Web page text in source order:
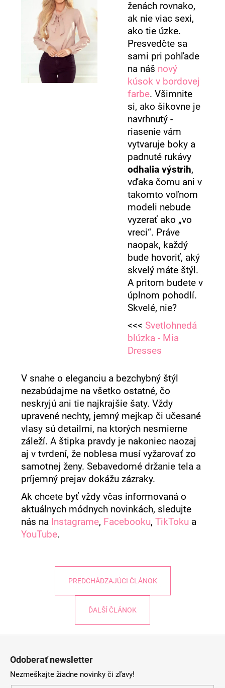
ženách rovnako,
ak nie viac sexi,
ako tie úzke.
Presvedčte sa
sami pri pohľade
na náš nový
kúsok v bordovej
farbe. Všimnite
si, ako šikovne je
navrhnutý -
riasenie vám
vytvaruje boky a
padnuté rukávy
odhalia výstrih,
vďaka čomu ani v
takomto voľnom
modeli nebude
vyzerať ako „vo
vreci“. Práve
naopak, každý
bude hovoriť, aký
skvelý máte štýl.
A pritom budete v
úplnom pohodlí.
Skvelé, nie?
<<< Svetlohnedá
blúzka - Mia
Dresses
V snahe o eleganciu a bezchybný štýl
nezabúdajme na všetko ostatné, čo
neskryjú ani tie najkrajšie šaty. Vždy
upravené nechty, jemný mejkap či učesané
vlasy sú detailmi, na ktorých nesmierne
záleží. A štipka pravdy je nakoniec naozaj
aj v tvrdení, že noblesa musí vyžarovať zo
samotnej ženy. Sebavedomé držanie tela a
príjemný prejav dokážu zázraky.
Ak chcete byť vždy včas informovaná o
aktuálnych módnych novinkách, sledujte
nás na Instagrame, Facebooku,TikToku a
YouTube.
PREDCHÁDZAJÚCI ČLÁNOK
ĎALŠÍ ČLÁNOK
Odoberať newsletter
Nezmeškajte žiadne novinky či zľavy!